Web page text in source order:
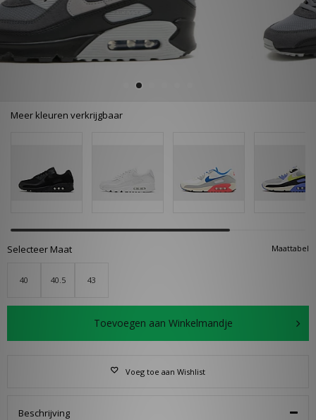
Meer kleuren verkrijgbaar
Maattabel
Selecteer Maat
40 40.5 43
Toevoegen aan Winkelmandje
Voeg toe aan Wishlist
Beschrijving